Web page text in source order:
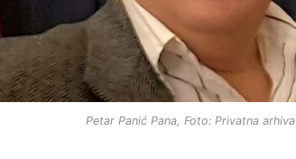
Petar Panić Pana, Foto: Privatna arhiva